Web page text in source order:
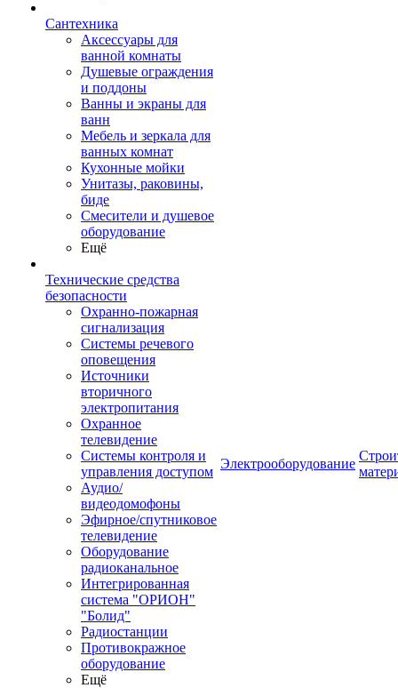
Сантехника
Аксессуары для
ванной комнаты
Душевые ограждения
и поддоны
Ванны и экраны для
ванн
Мебель и зеркала для
ванных комнат
Кухонные мойки
Унитазы, раковины,
биде
Смесители и душевое
оборудование
Ещё
Технические средства
безопасности
Охранно-пожарная
сигнализация
Системы речевого
оповещения
Источники
вторичного
электропитания
Охранное
телевидение
Системы контроля и
управления доступом
Аудио/
видеодомофоны
Эфирное/спутниковое
телевидение
Оборудование
радиоканальное
Интегрированная
система "ОРИОН"
"Болид"
Радиостанции
Противокражное
оборудование
Ещё
Электрооборудование